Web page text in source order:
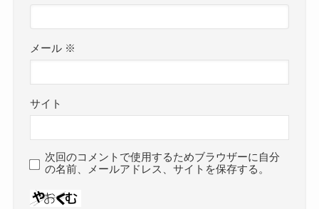
メール ※
サイト
次回のコメントで使用するためブラウザーに自分
の名前、メールアドレス、サイトを保存する。